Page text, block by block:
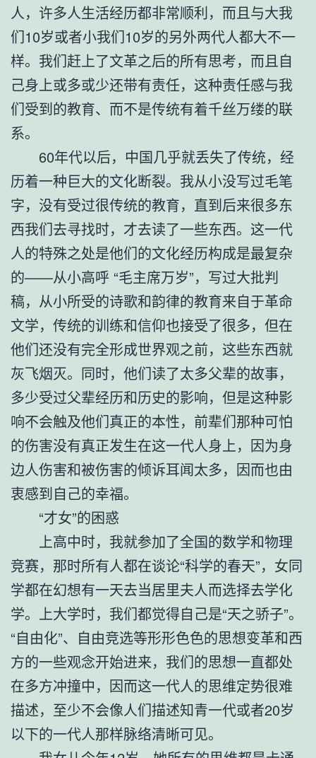
人，许多人生活经历都非常顺利，而且与大我
们10岁或者小我们10岁的另外两代人都大不一
样。我们赶上了文革之后的所有思考，而且自
己身上或多或少还带有责任，这种责任感与我
们受到的教育、而不是传统有着千丝万缕的联
系。
60年代以后，中国几乎就丢失了传统，经
历着一种巨大的文化断裂。我从小没写过毛笔
字，没有受过很传统的教育，直到后来很多东
西我们去寻找时，才去读了一些东西。这一代
人的特殊之处是他们的文化经历构成是最复杂
的——从小高呼 “毛主席万岁”，写过大批判
稿，从小所受的诗歌和韵律的教育来自于革命
文学，传统的训练和信仰也接受了很多，但在
他们还没有完全形成世界观之前，这些东西就
灰飞烟灭。同时，他们读了太多父辈的故事，
多少受过父辈经历和历史的影响，但是这种影
响不会触及他们真正的本性，前辈们那种可怕
的伤害没有真正发生在这一代人身上，因为身
边人伤害和被伤害的倾诉耳闻太多，因而也由
衷感到自己的幸福。
“才女”的困惑
上高中时，我就参加了全国的数学和物理
竞赛，那时所有人都在谈论“科学的春天”，女同
学都在幻想有一天去当居里夫人而选择去学化
学。上大学时，我们都觉得自己是“天之骄子”。
“自由化”、自由竞选等形形色色的思想变革和西
方的一些观念开始进来，我们的思想一直都处
在多方冲撞中，因而这一代人的思维定势很难
描述，至少不会像人们描述知青一代或者20岁
以下的一代人那样脉络清晰可见。